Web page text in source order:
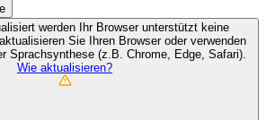
werden Ihr Browser unterstützt keine
Sie Ihren Browser oder verwenden
Sprachsynthese (z.B. Chrome, Edge, Safari).
Wie aktualisieren?